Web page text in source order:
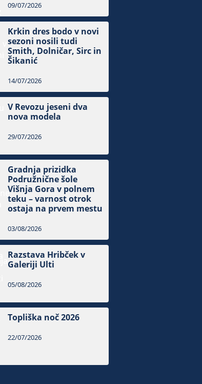
09/07/2026
Krkin dres bodo v novi
sezoni nosili tudi
Smith, Dolničar, Sirc in
Šikanić
14/07/2026
V Revozu jeseni dva
nova modela
29/07/2026
Gradnja prizidka
Podružnične šole
Višnja Gora v polnem
teku – varnost otrok
ostaja na prvem mestu
03/08/2026
Razstava Hribček v
Galeriji Ulti
05/08/2026
Topliška noč 2026
22/07/2026